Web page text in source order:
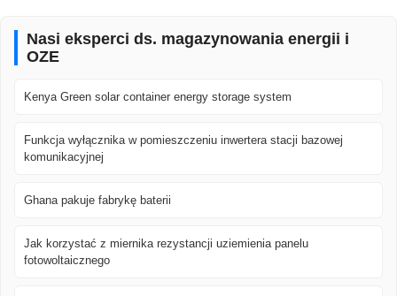
Nasi eksperci ds. magazynowania energii i
OZE
Kenya Green solar container energy storage system
Funkcja wyłącznika w pomieszczeniu inwertera stacji bazowej
komunikacyjnej
Ghana pakuje fabrykę baterii
Jak korzystać z miernika rezystancji uziemienia panelu
fotowoltaicznego